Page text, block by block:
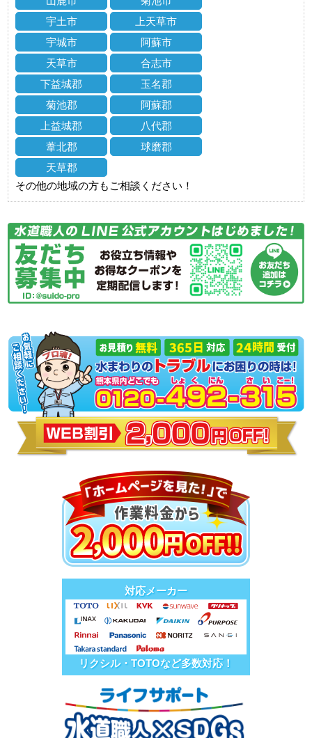
宇土市
上天草市
宇城市
阿蘇市
天草市
合志市
下益城郡
玉名郡
菊池郡
阿蘇郡
上益城郡
八代郡
葦北郡
球磨郡
天草郡
その他の地域の方もご相談ください！
対応メーカー
リクシル・TOTOなど多数対応！